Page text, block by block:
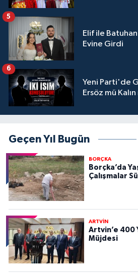
Elif ile
Evine Girdi
5
Yeni Parti'de
Ersöz mü Kalın
6
Geçen Yıl Bugün
BORÇKA
Borçka’da
Çalışmalar
ARTVİN
Artvin’e 400
Müjdesi